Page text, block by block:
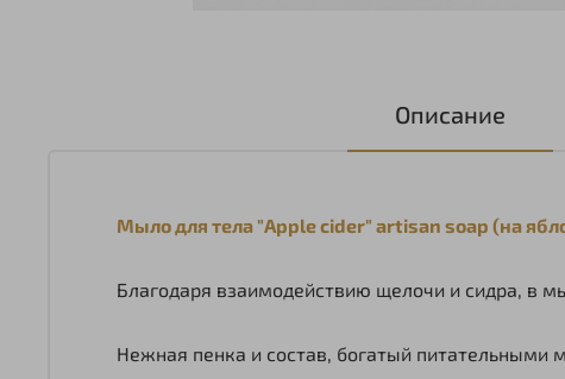
Описание
Мыло для тела "Apple cider" artisan soap (на
Благодаря взаимодействию щелочи и сидра, в
Нежная пенка и состав, богатый питательными